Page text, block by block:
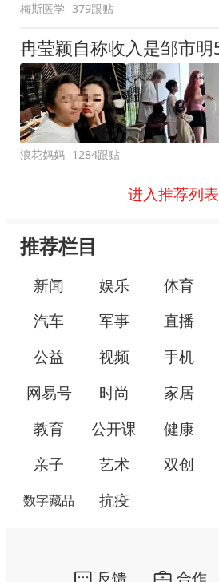
乱肠道菌群，“偷走”牛磺
酸，加速记忆崩塌，助推
阿尔茨海默病
梅斯医学 379跟贴
浪花妈妈 1284跟贴
进入推荐列表
推荐栏目
新闻 娱乐 体育
汽车
军事 直播
公益
视频 手机
网易号
时尚 家居
教育
公开课 健康
亲子
艺术 双创
数字藏品 抗疫
反馈 合作